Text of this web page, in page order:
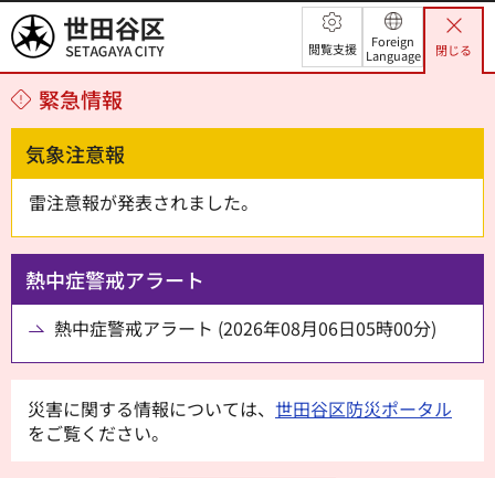
世田谷区 閲覧支援
Foreign
Language
閉じる
緊急情報
気象注意報
雷注意報が発表されました。
熱中症警戒アラート
熱中症警戒アラート (2026年08月06日05時00分)
災害に関する情報については、 世田谷区防災ポータル
をご覧ください。